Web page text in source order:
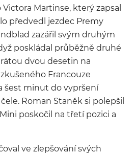
Martinse, který zapsal
předvedl jezdec Premy
zazářil svým druhým
poskládal průběžně druhé
dvou desetin na
Francouze
šest minut do vypršení
Roman Staněk si polepšil
poskočil na třetí pozici a
ve zlepšování svých